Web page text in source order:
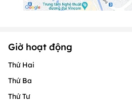
Giờ hoạt động
Thứ Hai
Thứ Ba
Thứ Tư